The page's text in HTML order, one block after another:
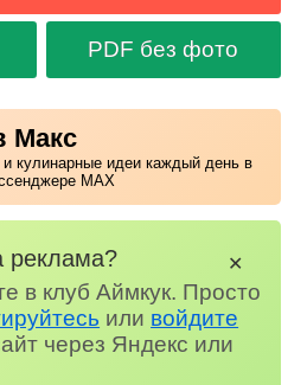
PDF без фото
Макс
кулинарные идеи каждый день в
MAX
реклама?
в клуб Аймкук. Просто
или войдите
через Яндекс или
✕